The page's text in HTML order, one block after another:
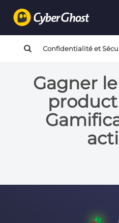
Confidentialité et
Gagner